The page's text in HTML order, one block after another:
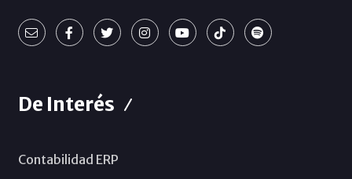
De Interés
Contabilidad ERP